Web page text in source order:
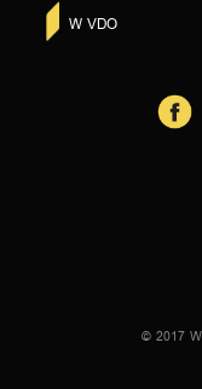
W VDO
© 2017